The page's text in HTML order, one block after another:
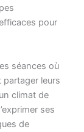
pour
séances où
leurs
climat de
ses
de